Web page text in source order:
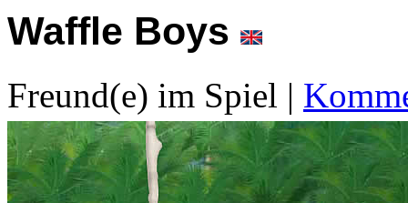
Waffle Boys
Freund(e) im Spiel |